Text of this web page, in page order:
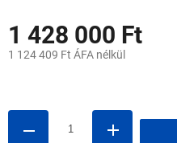
1 428 000 Ft
1 124 409 Ft ÁFA nélkül